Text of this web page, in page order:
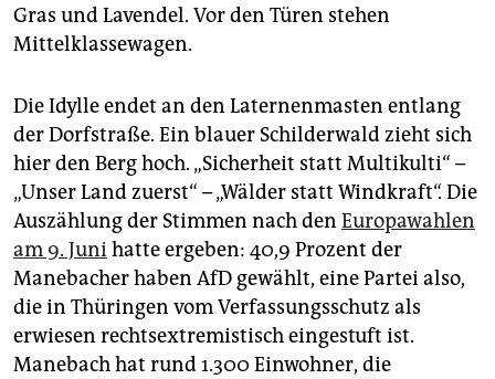
Gras und Lavendel. Vor den Türen stehen
Mittelklassewagen.
Die Idylle endet an den Laternenmasten entlang
der Dorfstraße. Ein blauer Schilderwald zieht sich
hier den Berg hoch. „Sicherheit statt Multikulti“ –
„Unser Land zuerst“ – „Wälder statt Windkraft“. Die
Auszählung der Stimmen nach den Europawahlen
am 9. Junihatte ergeben: 40,9 Prozent der
Manebacher haben AfD gewählt, eine Partei also,
die in Thüringen vom Verfassungsschutz als
erwiesen rechtsextremistisch eingestuft ist.
Manebach hat rund 1.300 Einwohner, die